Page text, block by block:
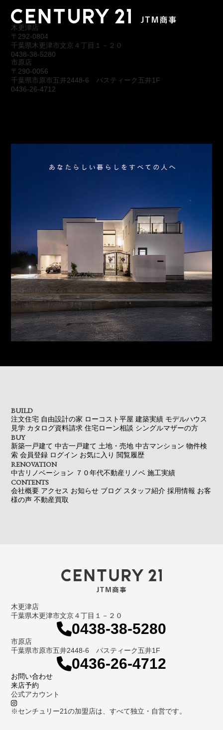
木更津店
〒292-0804
千葉県木更津市文京４丁目１－２０
0438-38-5280
市原店
〒290-0056
千葉県市原市五井2448-6 パスティーク五井1F
0436-26-4712
BUILD
注文住宅 自由設計の家 ローコスト平屋 建築実績 モデルハウス
見学 カタログ資料請求 住宅ローン相談 シングルマザーの方
BUY
新築一戸建て 中古一戸建て 土地・売地 中古マンション 物件検
索 会員登録 ログイン お気に入り 閲覧履歴
RENOVATION
中古リノベーション ７０年代不動産リノベ 施工実績
CONTENTS
会社概要 アクセス お知らせ ブログ スタッフ紹介 採用情報 お客
様の声 不動産買取
木更津店
千葉県木更津市文京４丁目１－２０
0438-38-5280
市原店
千葉県市原市五井2448-6 パスティーク五井1F
0436-26-4712
お問い合わせ
来店予約
公式アカウント
※センチュリー21の加盟店は、すべて独立・自営です。